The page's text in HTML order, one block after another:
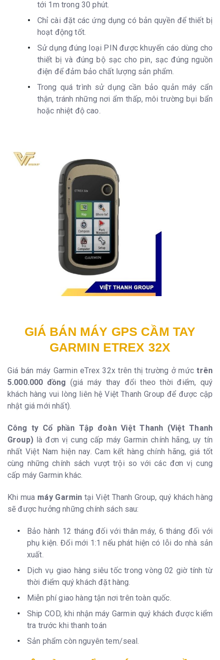
tới 1m trong 30 phút.
Chỉ cài đặt các ứng dụng có bản quyền để thiết bị
hoạt động tốt.
Sử dụng đúng loại PIN được khuyến cáo dùng cho
thiết bị và đúng bộ sạc cho pin, sạc đúng nguồn
điện để đảm bảo chất lượng sản phẩm.
Trong quá trình sử dụng cần bảo quản máy cẩn
thận, tránh những nơi ẩm thấp, môi trường bụi bẩn
hoặc nhiệt độ cao.
GIÁ BÁN MÁY GPS CẦM TAY
GARMIN ETREX 32X
Giá bán máy Garmin eTrex 32x trên thị trường ở mứctrên
5.000.000 đồng (giá máy thay đổi theo thời điểm, quý
khách hàng vui lòng liên hệ Việt Thanh Group để được cập
nhật giá mới nhất).
Công ty Cổ phần Tập đoàn Việt Thanh (Việt Thanh
Group)là đơn vị cung cấp máy Garmin chính hãng, uy tín
nhất Việt Nam hiện nay. Cam kết hàng chính hãng, giá tốt
cùng những chính sách vượt trội so với các đơn vị cung
cấp máy Garmin khác.
Khi mua máy Garmin tại Việt Thanh Group, quý khách hàng
sẽ được hưởng những chính sách sau:
Bảo hành 12 tháng đối với thân máy, 6 tháng đối với
phụ kiện. Đổi mới 1:1 nếu phát hiện có lỗi do nhà sản
xuất.
Dịch vụ giao hàng siêu tốc trong vòng 02 giờ tính từ
thời điểm quý khách đặt hàng.
Miễn phí giao hàng tận nơi trên toàn quốc.
Ship COD, khi nhận máy Garmin quý khách được kiểm
tra trước khi thanh toán
Sản phẩm còn nguyên tem/seal.